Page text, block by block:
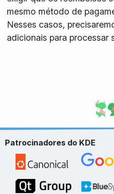
mesmo método de
Nesses casos,
adicionais para processar
Patrocinadores do KDE